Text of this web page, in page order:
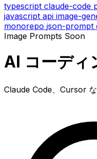
typescript claude-code
javascript api image-
monorepo json-prompt
Image Prompts Soon
AI コーディ
Claude Code、Cursor